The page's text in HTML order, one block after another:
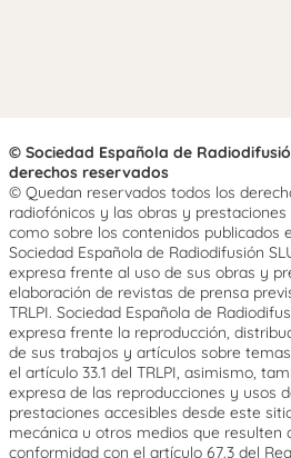
© Sociedad Española de
derechos reservados
© Quedan reservados todos los
radiofónicos y las obras y
como sobre los contenidos publicados
Sociedad Española de Radiodifusión
expresa frente al uso de sus obras y
elaboración de revistas de prensa
TRLPI. Sociedad Española de
expresa frente la reproducción,
de sus trabajos y artículos sobre
el artículo 33.1 del TRLPI, asimismo,
expresa de las reproducciones y usos
prestaciones accesibles desde este
mecánica u otros medios que resulten
conformidad con el artículo 67.3 del